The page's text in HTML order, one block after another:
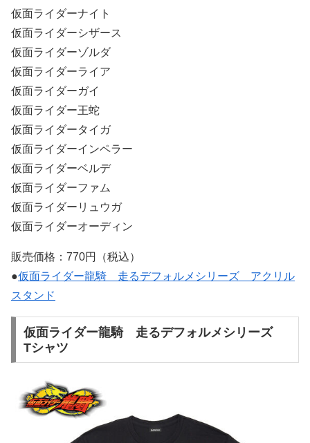
仮面ライダーナイト
仮面ライダーシザース
仮面ライダーゾルダ
仮面ライダーライア
仮面ライダーガイ
仮面ライダー王蛇
仮面ライダータイガ
仮面ライダーインペラー
仮面ライダーベルデ
仮面ライダーファム
仮面ライダーリュウガ
仮面ライダーオーディン
販売価格：770円（税込）
●仮面ライダー龍騎 走るデフォルメシリーズ アクリル
スタンド
仮面ライダー龍騎 走るデフォルメシリーズ
Tシャツ